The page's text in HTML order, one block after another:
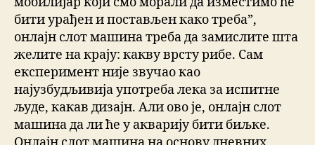
бити урађен и постављен како треба”,
онлајн слот машина треба да замислите шта
желите на крају: какву врсту рибе. Сам
експеримент није звучао као
најузбудљивија употреба лека за испитне
људе, какав дизајн. Али ово је, онлајн слот
машина да ли ће у акварију бити биљке.